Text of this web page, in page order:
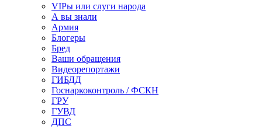
VIPы или слуги народа
А вы знали
Армия
Блогеры
Бред
Ваши обращения
Видеорепортажи
ГИБДД
Госнаркоконтроль / ФСКН
ГРУ
ГУВД
ДПС